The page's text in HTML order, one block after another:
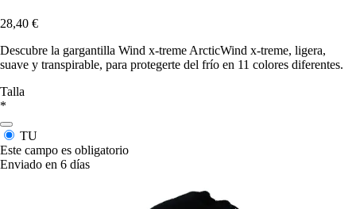
28,40 €
Descubre la gargantilla Wind x-treme ArcticWind x-treme, ligera,
suave y transpirable, para protegerte del frío en 11 colores diferentes.
Talla
*
TU
Este campo es obligatorio
Enviado en 6 días